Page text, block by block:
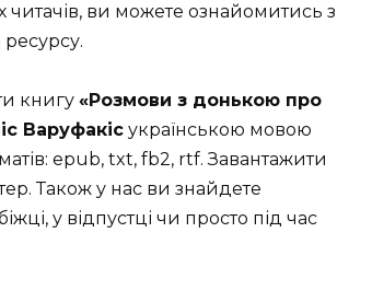
ви можете ознайомитись з
ресурсу.
книгу «Розмови з донькою про
Варуфакіс українською мовою
epub, txt, fb2, rtf. Завантажити
Також у нас ви знайдете
у відпустці чи просто під час